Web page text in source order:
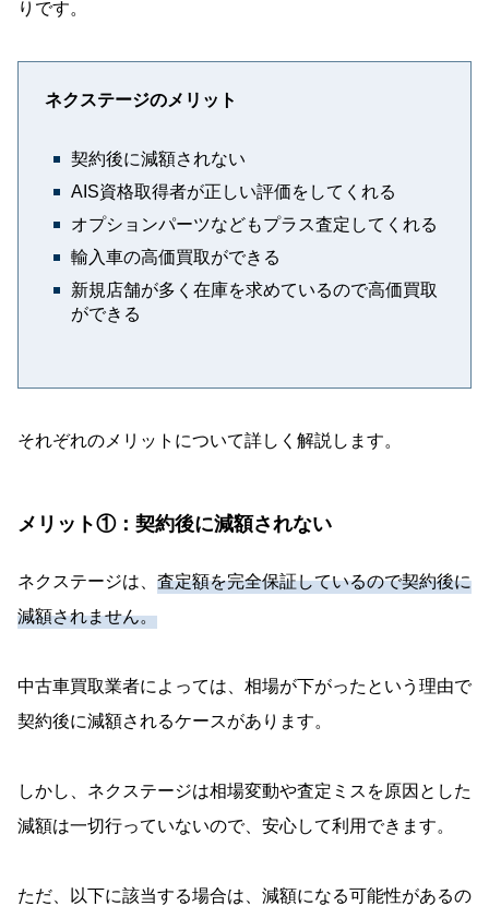
りです。
ネクステージのメリット
契約後に減額されない
AIS資格取得者が正しい評価をしてくれる
オプションパーツなどもプラス査定してくれる
輸入車の高価買取ができる
新規店舗が多く在庫を求めているので高価買取
ができる
それぞれのメリットについて詳しく解説します。
メリット①：契約後に減額されない
ネクステージは、 査定額を完全保証しているので契約後に
減額されません。
中古車買取業者によっては、相場が下がったという理由で
契約後に減額されるケースがあります。
しかし、ネクステージは相場変動や査定ミスを原因とした
減額は一切行っていないので、安心して利用できます。
ただ、以下に該当する場合は、減額になる可能性があるの